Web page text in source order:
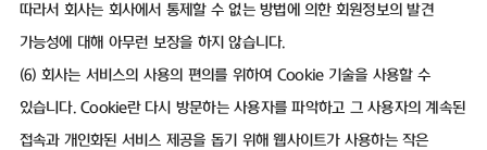
따라서 회사는 회사에서 통제할 수 없는 방법에 의한 회원정보의 발견
가능성에 대해 아무런 보장을 하지 않습니다.
(6) 회사는 서비스의 사용의 편의를 위하여 Cookie 기술을 사용할 수
있습니다. Cookie란 다시 방문하는 사용자를 파악하고 그 사용자의 계속된
접속과 개인화된 서비스 제공을 돕기 위해 웹사이트가 사용하는 작은